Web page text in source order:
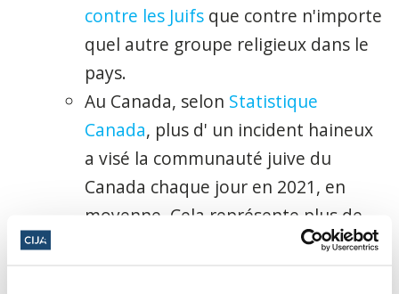
contre les Juifs que contre n'importe
quel autre groupe religieux dans le
pays.
Au Canada, selon Statistique
Canada, plus d' un incident haineux
a visé la communauté juive du
Canada chaque jour en 2021, en
moyenne. Cela représente plus de
neuf incidents par semaine ou 40